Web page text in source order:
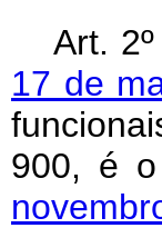
Art.
17 de
900, é